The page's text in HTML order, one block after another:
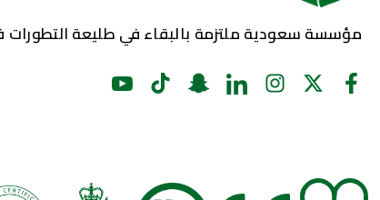
مؤسسة سعودية ملتزمة بالبقاء في طليعة التطورات